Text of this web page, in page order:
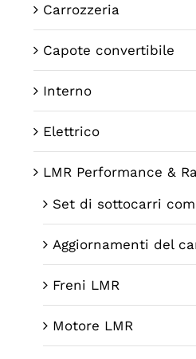
Carrozzeria
Capote convertibile
Interno
Elettrico
LMR Performance &
Set di sottocarri
Aggiornamenti del
Freni LMR
Motore LMR